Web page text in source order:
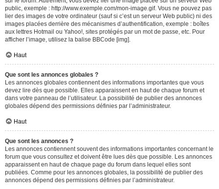
public, exemple : http://www.exemple.com/mon-image.gif. Vous ne pouvez pas
lier des images de votre ordinateur (sauf si c’est un serveur Web public) ni des
images placées derrière des mécanismes d’authentification, exemple : boîtes
aux lettres Hotmail ou Yahoo!, sites protégés par un mot de passe, etc. Pour
afficher l’image, utilisez la balise BBCode [img].
Haut
Que sont les annonces globales ?
Les annonces globales contiennent des informations importantes que vous
devez lire dès que possible. Elles apparaissent en haut de chaque forum et
dans votre panneau de l’utilisateur. La possibilité de publier des annonces
globales dépend des permissions définies par l’administrateur.
Haut
Que sont les annonces ?
Les annonces contiennent souvent des informations importantes concernant le
forum que vous consultez et doivent être lues dès que possible. Les annonces
apparaissent en haut de chaque page du forum dans lequel elles sont
publiées. Comme pour les annonces globales, la possibilité de publier des
annonces dépend des permissions définies par l’administrateur.